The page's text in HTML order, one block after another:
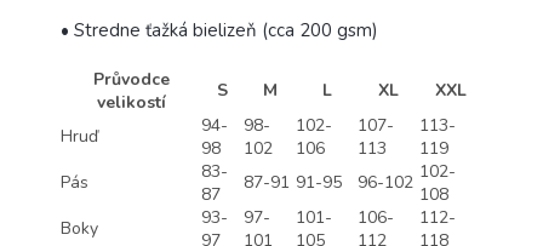
• Stredne ťažká bielizeň (cca 200 gsm)
Průvodce
velikostí
S M L XL
XXL
Hruď
94-
98
98-
102
102-
106
107-
113
113-
119
Pás
83-
87
87-91 91-95 96-102 102-
108
Boky
93-
97
97-
101
101-
105
106-
112
112-
118